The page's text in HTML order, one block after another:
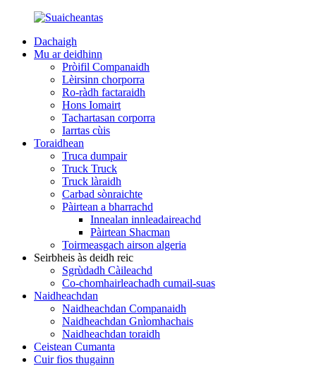
Dachaigh
Mu ar deidhinn
Pròifil Companaidh
Lèirsinn chorporra
Ro-ràdh factaraidh
Hons Iomairt
Tachartasan corporra
Iarrtas cùis
Toraidhean
Truca dumpair
Truck Truck
Truck làraidh
Carbad sònraichte
Pàirtean a bharrachd
Innealan innleadaireachd
Pàirtean Shacman
Toirmeasgach airson algeria
Seirbheis às deidh reic
Sgrùdadh Càileachd
Co-chomhairleachadh cumail-suas
Naidheachdan
Naidheachdan Companaidh
Naidheachdan Gnìomhachais
Naidheachdan toraidh
Ceistean Cumanta
Cuir fios thugainn